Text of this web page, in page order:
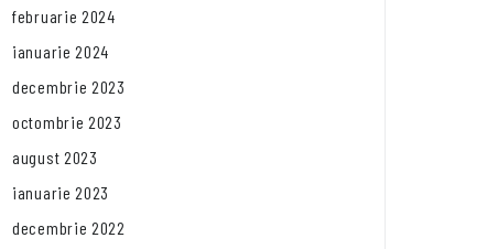
februarie 2024
ianuarie 2024
decembrie 2023
octombrie 2023
august 2023
ianuarie 2023
decembrie 2022